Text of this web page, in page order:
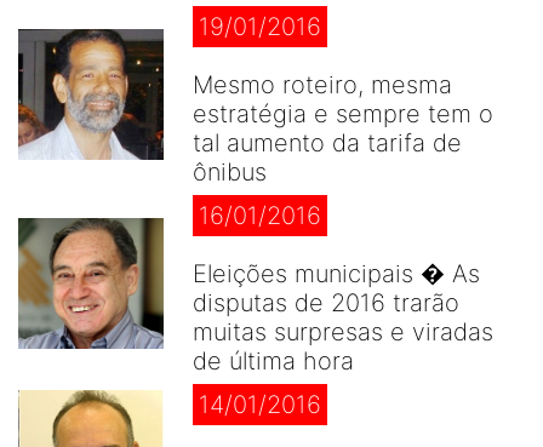
19/01/2016
Mesmo roteiro, mesma
estratégia e sempre tem o
tal aumento da tarifa de
ônibus
16/01/2016
Eleições municipais � As
disputas de 2016 trarão
muitas surpresas e viradas
de última hora
14/01/2016